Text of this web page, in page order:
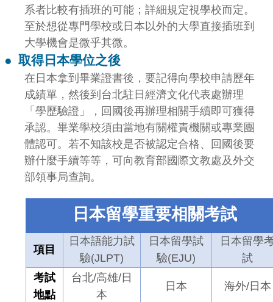
系者比較有插班的可能；詳細規定視學校而定。
至於想從專門學校或日本以外的大學直接插班到
大學機會是微乎其微。
● 取得日本學位之後
在日本拿到畢業證書後，要記得向學校申請歷年
成績單，然後到台北駐日經濟文化代表處辦理
「學歷驗證」，回國後再辦理相關手續即可獲得
承認。畢業學校須由當地有關權責機關或專業團
體認可。若不知該校是否被認定合格、回國後要
辦什麼手續等等，可向教育部國際文教處及外交
部領事局查詢。
日本留學重要相關考試
項目
日本語能力試
驗(JLPT)
日本留學試
驗(EJU)
日本留學
試
考試
地點
台北/高雄/日
本
日本 海外/日本